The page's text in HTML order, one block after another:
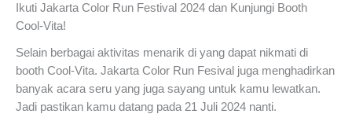
Ikuti Jakarta Color Run Festival 2024 dan Kunjungi Booth
Cool-Vita!
Selain berbagai aktivitas menarik di yang dapat nikmati di
booth Cool-Vita. Jakarta Color Run Fesival juga menghadirkan
banyak acara seru yang juga sayang untuk kamu lewatkan.
Jadi pastikan kamu datang pada 21 Juli 2024 nanti.